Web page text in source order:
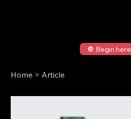
🔘 Begin here
Home > Article